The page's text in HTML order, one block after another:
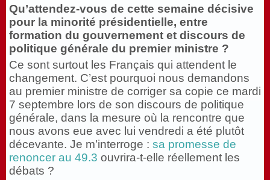
Qu’attendez-vous de cette semaine décisive
pour la minorité présidentielle, entre
formation du gouvernement et discours de
politique générale du premier ministre ?
Ce sont surtout les Français qui attendent le
changement. C’est pourquoi nous demandons
au premier ministre de corriger sa copie ce mardi
7 septembre lors de son discours de politique
générale, dans la mesure où la rencontre que
nous avons eue avec lui vendredi a été plutôt
décevante. Je m’interroge : sa promesse de
renoncer au 49.3 ouvrira-t-elle réellement les
débats ?